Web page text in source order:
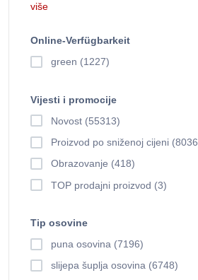
više
Online-Verfügbarkeit
green (1227)
Vijesti i promocije
Novost (55313)
Proizvod po sniženoj cijeni
Obrazovanje (418)
TOP prodajni proizvod (3)
Tip osovine
puna osovina (7196)
slijepa šuplja osovina (6748)